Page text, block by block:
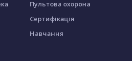
Пультова охорона
Сертифікація
Навчання